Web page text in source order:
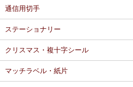
通信用切手
ステーショナリー
クリスマス・複十字シール
マッチラベル・紙片